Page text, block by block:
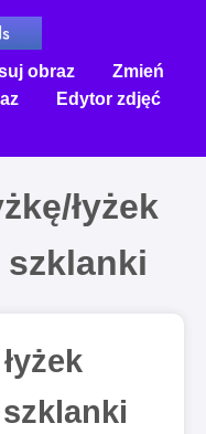
obraz
Zmień
Edytor zdjęć
łyżek
szklanki